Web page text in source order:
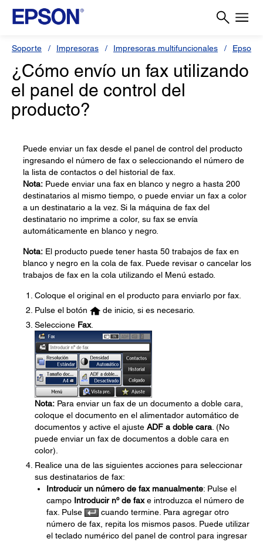
Soporte Impresoras Impresoras multifuncionales Epson
¿Cómo envío un fax utilizando
el panel de control del
producto?
Puede enviar un fax desde el panel de control del producto
ingresando el número de fax o seleccionando el número de
la lista de contactos o del historial de fax.
Nota: Puede enviar una fax en blanco y negro a hasta 200
destinatarios al mismo tiempo, o puede enviar un fax a color
a un destinatario a la vez. Si la máquina de fax del
destinatario no imprime a color, su fax se envía
automáticamente en blanco y negro.
Nota: El producto puede tener hasta 50 trabajos de fax en
blanco y negro en la cola de fax. Puede revisar o cancelar los
trabajos de fax en la cola utilizando el Menú estado.
Coloque el original en el producto para enviarlo por fax.
Pulse el botón
de inicio, si es necesario.
Seleccione Fax.
Nota: Para enviar un fax de un documento a doble cara,
coloque el documento en el alimentador automático de
documentos y active el ajuste ADF a doble cara . (No
puede enviar un fax de documentos a doble cara en
color).
Realice una de las siguientes acciones para seleccionar
sus destinatarios de fax:
Introducir un número de fax manualmente: Pulse el
campo Introducir nº de faxe introduzca el número de
fax. Pulse
cuando termine. Para agregar otro
número de fax, repita los mismos pasos. Puede utilizar
el teclado numérico del panel de control para ingresar